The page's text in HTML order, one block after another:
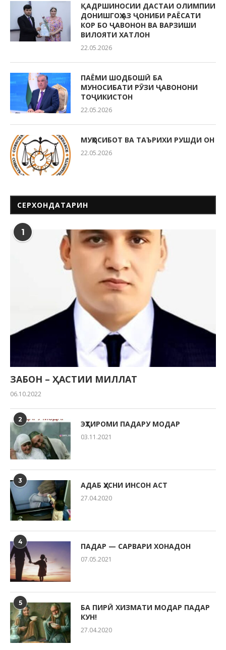
ҚАДРШИНОСИИ ДАСТАИ ОЛИМПИИ
ДОНИШГОҲ АЗ ҶОНИБИ РАЁСАТИ
КОР БО ҶАВОНОН ВА ВАРЗИШИ
ВИЛОЯТИ ХАТЛОН
22.05.2026
ПАЁМИ ШОДБОШӢ БА
МУНОСИБАТИ РӮЗИ ҶАВОНОНИ
ТОҶИКИСТОН
22.05.2026
МУҲОСИБОТ ВА ТАЪРИХИ РУШДИ ОН
22.05.2026
СЕРХОНДАТАРИН
1
ЗАБОН – ҲАСТИИ МИЛЛАТ
06.10.2022
2 ЭҲТИРОМИ ПАДАРУ МОДАР
03.11.2021
3 АДАБ ҲУСНИ ИНСОН АСТ
27.04.2020
4 ПАДАР — САРВАРИ ХОНАДОН
07.05.2021
5
БА ПИРӢ ХИЗМАТИ МОДАР ПАДАР
КУН!
27.04.2020